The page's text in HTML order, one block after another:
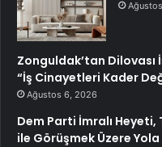
Zonguldak’tan Dilovası
“İş Cinayetleri Kader
Ağustos 6, 2026
Dem Parti İmralı
ile Görüşmek Üzere Yola